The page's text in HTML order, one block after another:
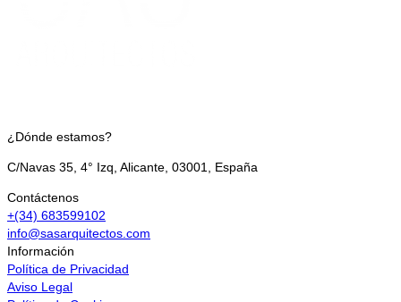
¿Dónde estamos?
C/Navas 35, 4° Izq, Alicante, 03001, España
Contáctenos
+(34) 683599102
info@sasarquitectos.com
Información
Política de Privacidad
Aviso Legal